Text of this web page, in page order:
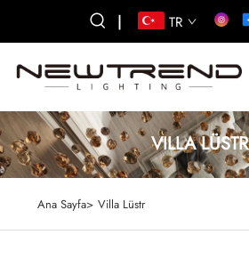
| TR
VILLA LÜSTR
Ana Sayfa> Villa Lüstr